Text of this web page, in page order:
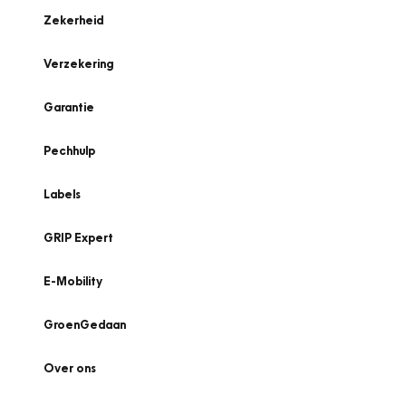
Zekerheid
Verzekering
Garantie
Pechhulp
Labels
GRIP Expert
E-Mobility
GroenGedaan
Over ons